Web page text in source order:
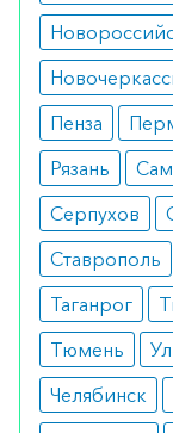
отеки.
Аналоги
Депонит 10
Аналоги
Как
Вы можете
аптеку-
Пенза
Рязань
Серпухов
Ставрополь
Таганрог
Тюмень
Челябинск